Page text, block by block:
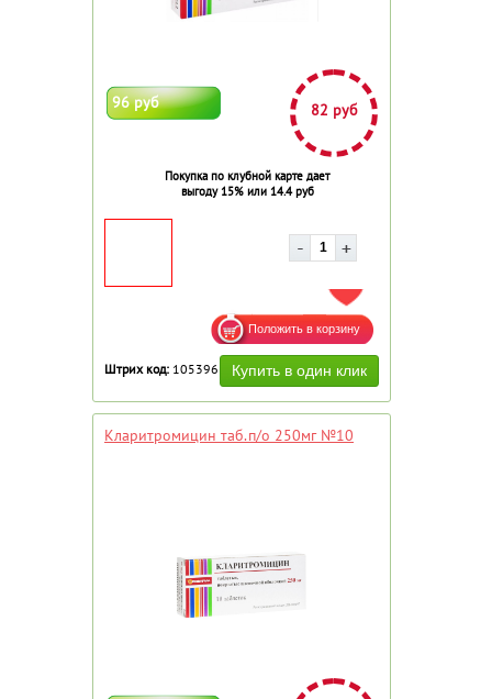
96 руб 82 руб
Покупка по клубной карте дает
выгоду 15% или 14.4 руб
ДОБАВИТЬ В ИЗБРАННОЕ
Штрих код: 105396
Кларитромицин таб.п/о 250мг №10